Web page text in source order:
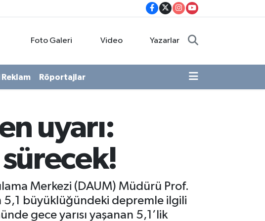
Foto Galeri Video Yazarlar
Reklam Röportajlar
uyarı:
Merkezi (DAUM) Müdürü Prof.
5,1 büyüklüğündeki depremle ilgili
gece yarısı yaşanan 5,1’lik